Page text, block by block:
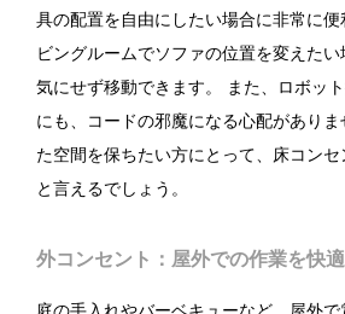
具の配置を自由にしたい場合に非常に便
ビングルームでソファの位置を変えた
気にせず移動できます。 また、ロボッ
にも、コードの邪魔になる心配があり
た空間を保ちたい方にとって、床コン
と言えるでしょう。
外コンセント：屋外での作業を快